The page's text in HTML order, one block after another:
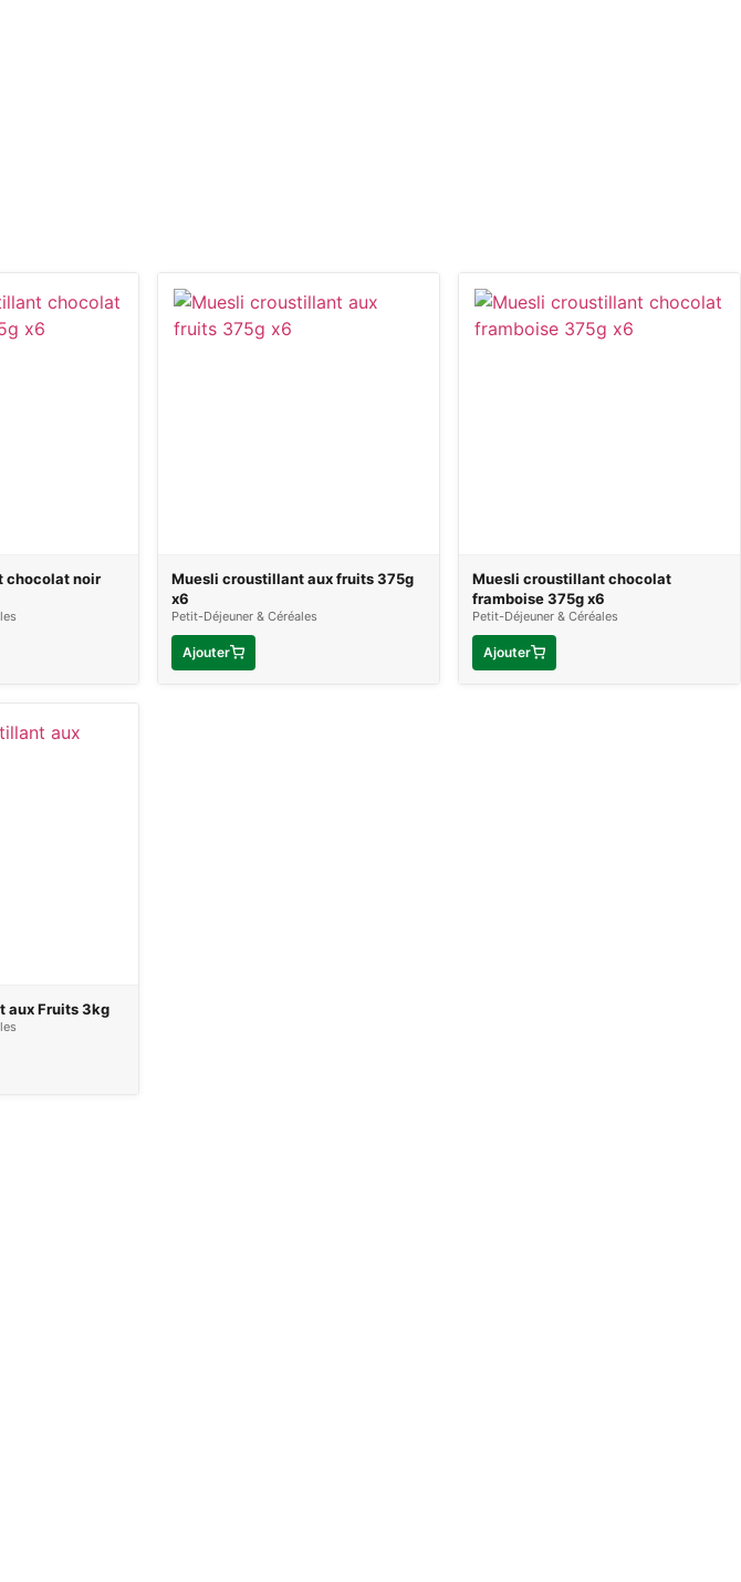
chocolat noir
Muesli croustillant aux fruits 375g
x6
Petit-Déjeuner & Céréales
Ajouter
Muesli croustillant chocolat
framboise 375g x6
Petit-Déjeuner & Céréales
Ajouter
aux Fruits 3kg